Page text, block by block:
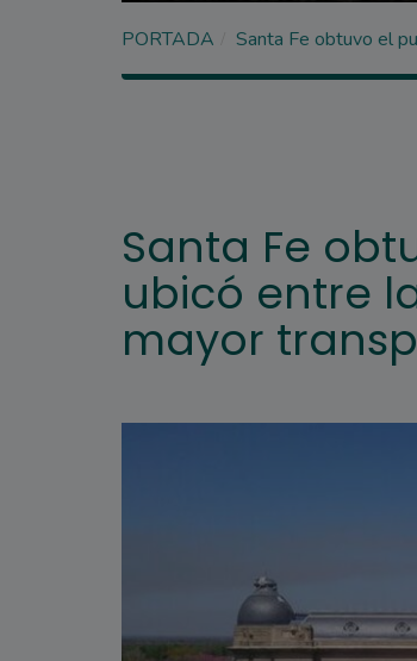
PORTADA Santa Fe obtuvo el
Santa Fe
ubicó entre
mayor